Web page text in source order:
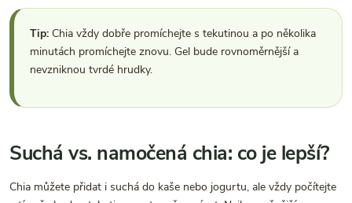
Tip: Chia vždy dobře promíchejte s tekutinou a po několika
minutách promíchejte znovu. Gel bude rovnoměrnější a
nevzniknou tvrdé hrudky.
Suchá vs. namočená chia: co je lepší?
Chia můžete přidat i suchá do kaše nebo jogurtu, ale vždy počítejte